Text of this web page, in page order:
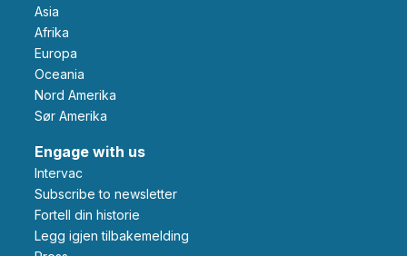
Asia
Afrika
Europa
Oceania
Nord Amerika
Sør Amerika
Engage with us
Intervac
Subscribe to newsletter
Fortell din historie
Legg igjen tilbakemelding